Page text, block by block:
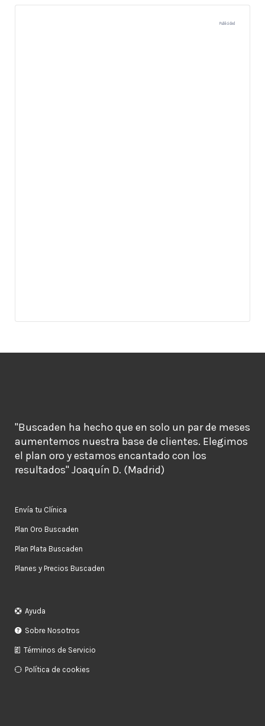
Publicidad
"Buscaden ha hecho que en solo un par de meses
aumentemos nuestra base de clientes. Elegimos
el plan oro y estamos encantado con los
resultados" Joaquín D. (Madrid)
Envía tu Clínica
Plan Oro Buscaden
Plan Plata Buscaden
Planes y Precios Buscaden
Ayuda
Sobre Nosotros
Términos de Servicio
Política de cookies